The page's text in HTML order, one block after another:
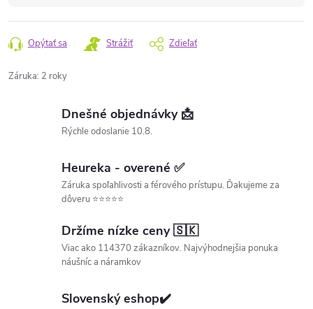
Opýtať sa Strážiť Zdieľať
Záruka: 2 roky
Dnešné objednávky 📩
Rýchle odoslanie 10.8.
Heureka - overené ✅
Záruka spoľahlivosti a férového prístupu. Ďakujeme za
dôveru ⭐⭐⭐⭐⭐
Držíme nízke ceny 🇸🇰
Viac ako 114370 zákazníkov. Najvýhodnejšia ponuka
náušníc a náramkov
Slovenský eshop✔️